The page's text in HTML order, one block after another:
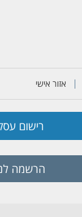
אזור אישי
רישום
הרשמה